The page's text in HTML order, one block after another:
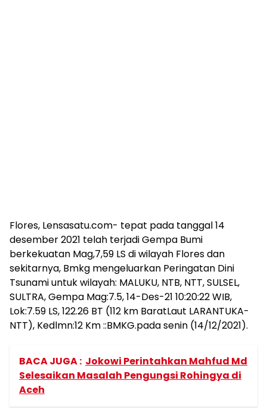
Flores, Lensasatu.com- tepat pada tanggal 14
desember 2021 telah terjadi Gempa Bumi
berkekuatan Mag,7,59 LS di wilayah Flores dan
sekitarnya, Bmkg mengeluarkan Peringatan Dini
Tsunami untuk wilayah: MALUKU, NTB, NTT, SULSEL,
SULTRA, Gempa Mag:7.5, 14-Des-21 10:20:22 WIB,
Lok:7.59 LS, 122.26 BT (112 km BaratLaut LARANTUKA-
NTT), Kedlmn:12 Km ::BMKG.pada senin (14/12/2021).
BACA JUGA : Jokowi Perintahkan Mahfud Md
Selesaikan Masalah Pengungsi Rohingya di
Aceh